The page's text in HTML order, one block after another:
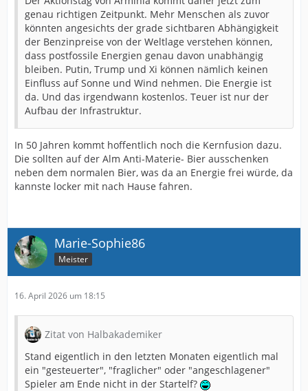
genau richtigen Zeitpunkt. Mehr Menschen als zuvor
könnten angesichts der grade sichtbaren Abhängigkeit
der Benzinpreise von der Weltlage verstehen können,
dass postfossile Energien genau davon unabhängig
bleiben. Putin, Trump und Xi können nämlich keinen
Einfluss auf Sonne und Wind nehmen. Die Energie ist
da. Und das irgendwann kostenlos. Teuer ist nur der
Aufbau der Infrastruktur.
In 50 Jahren kommt hoffentlich noch die Kernfusion dazu.
Die sollten auf der Alm Anti-Materie- Bier ausschenken
neben dem normalen Bier, was da an Energie frei würde, da
kannste locker mit nach Hause fahren.
Marie-Sophie86
Meister
16. April 2026 um 18:15
Zitat von Halbakademiker
Stand eigentlich in den letzten Monaten eigentlich mal
ein "gesteuerter", "fraglicher" oder "angeschlagener"
Spieler am Ende nicht in der Startelf?